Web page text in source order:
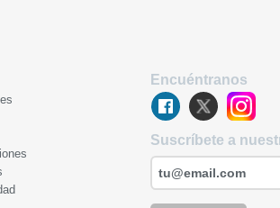
Encuéntranos
Suscríbete a